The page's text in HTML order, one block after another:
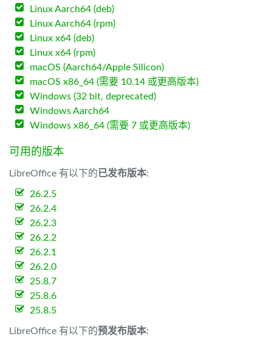
Linux Aarch64 (deb)
Linux Aarch64 (rpm)
Linux x64 (deb)
Linux x64 (rpm)
macOS (Aarch64/Apple Silicon)
macOS x86_64 (需要 10.14 或更高版本)
Windows (32 bit, deprecated)
Windows Aarch64
Windows x86_64 (需要 7 或更高版本)
可用的版本
LibreOffice 有以下的已发布版本:
26.2.5
26.2.4
26.2.3
26.2.2
26.2.1
26.2.0
25.8.7
25.8.6
25.8.5
LibreOffice 有以下的预发布版本: